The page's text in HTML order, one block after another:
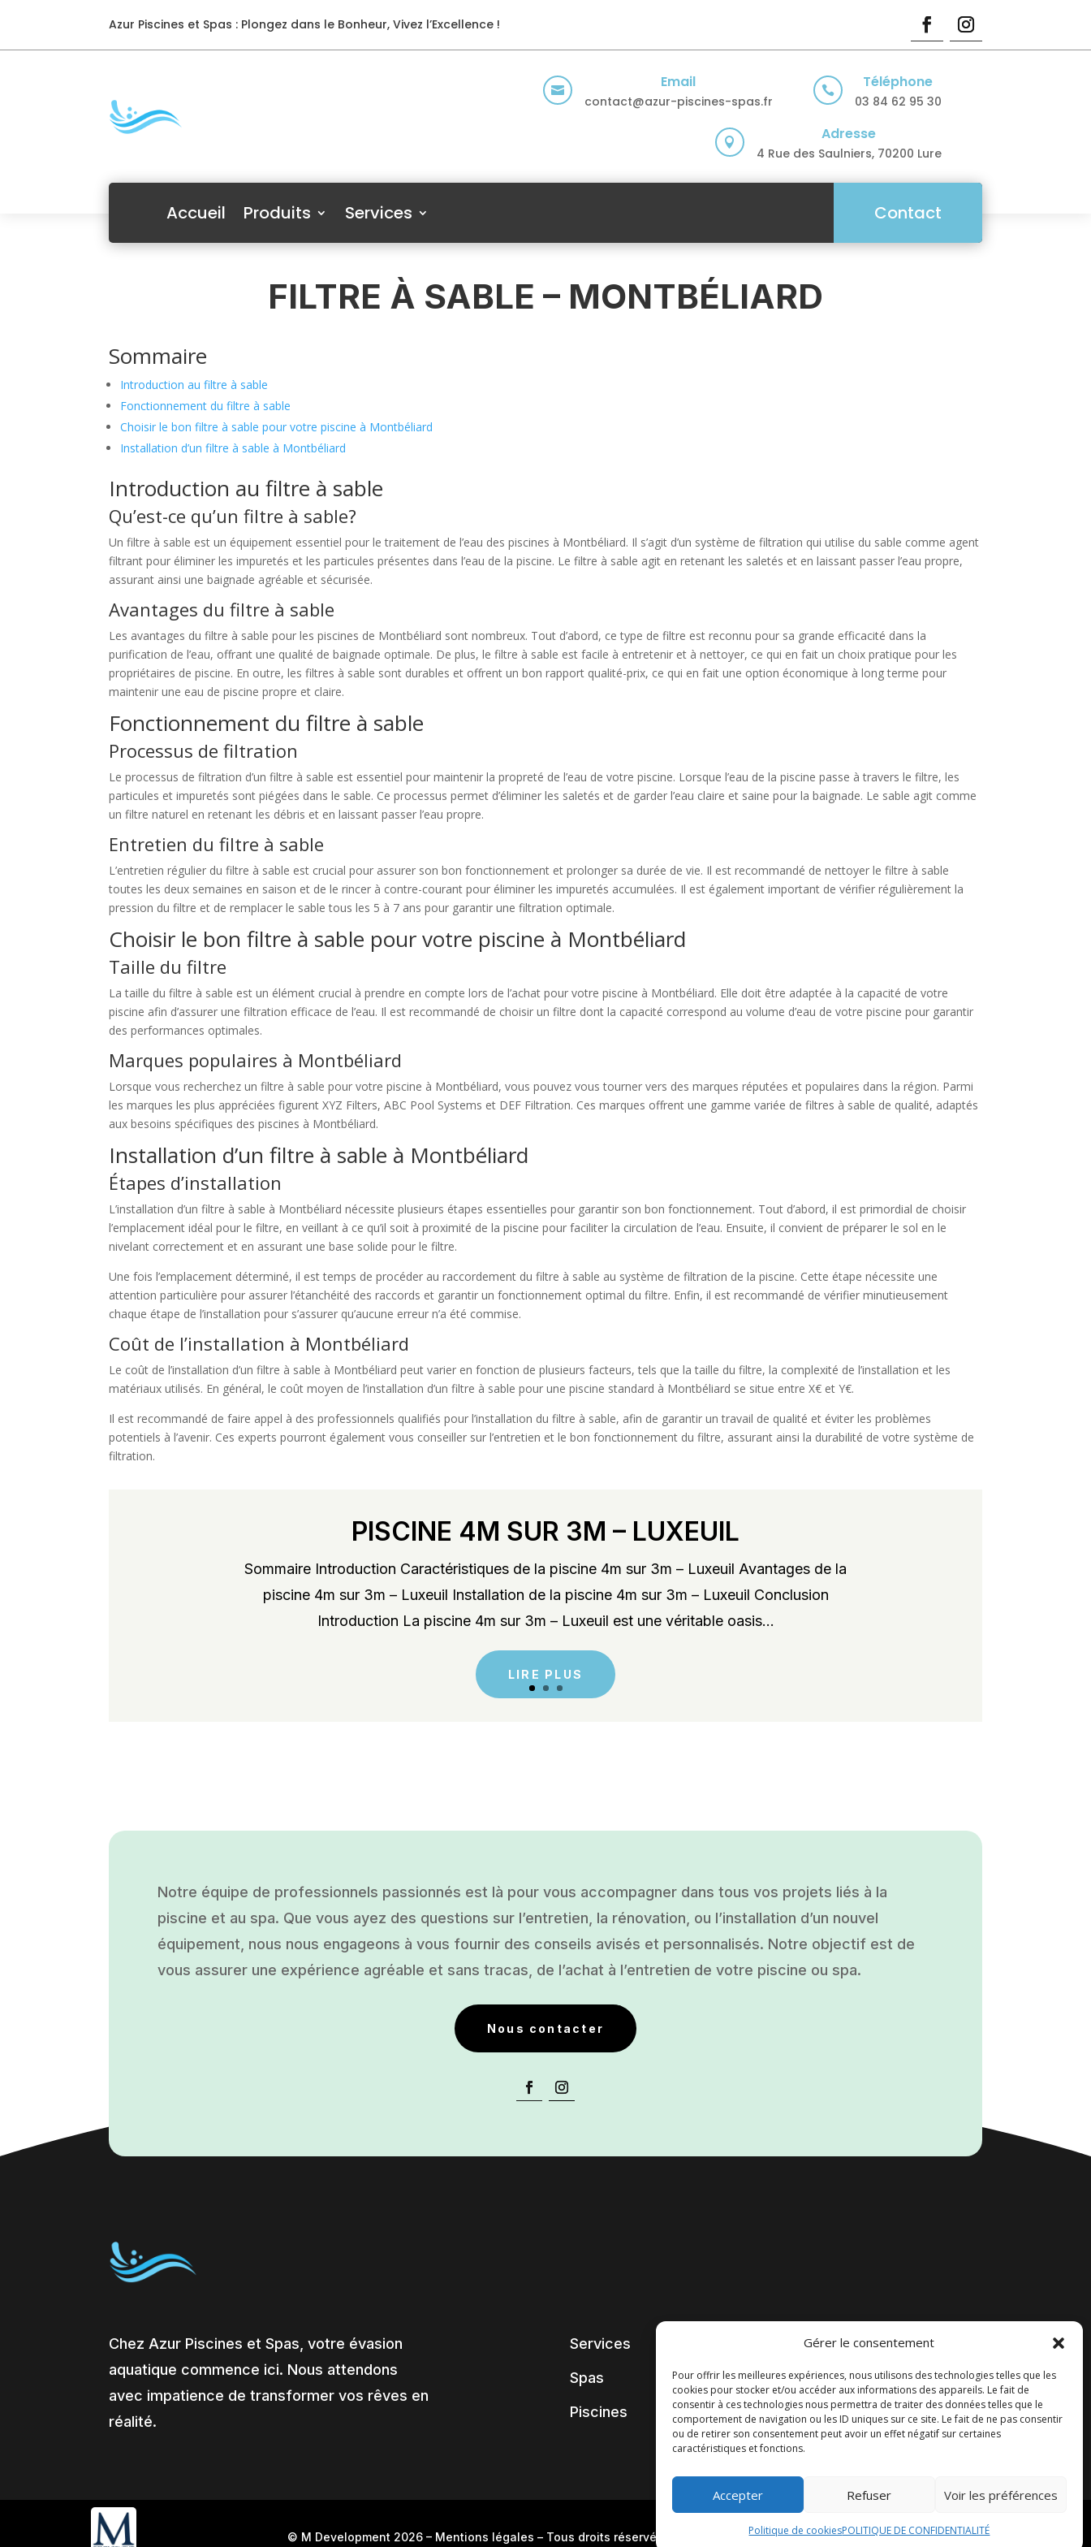
Gérer le consentement
Pour offrir les meilleures expériences, nous utilisons des technologies telles que les
cookies pour stocker et/ou accéder aux informations des appareils. Le fait de
consentir à ces technologies nous permettra de traiter des données telles que le
comportement de navigation ou les ID uniques sur ce site. Le fait de ne pas consentir
ou de retirer son consentement peut avoir un effet négatif sur certaines
caractéristiques et fonctions.
Accepter Refuser Voir les préférences
Politique de cookiesPOLITIQUE DE CONFIDENTIALITÉ
Azur Piscines et Spas : Plongez dans le Bonheur, Vivez l’Excellence !
 Email
contact@azur-piscines-spas.fr
 Téléphone
03 84 62 95 30
 Adresse
4 Rue des Saulniers, 70200 Lure
Accueil Produits Services Contact
FILTRE À SABLE – MONTBÉLIARD
Sommaire
Introduction au filtre à sable
Fonctionnement du filtre à sable
Choisir le bon filtre à sable pour votre piscine à Montbéliard
Installation d’un filtre à sable à Montbéliard
Introduction au filtre à sable
Qu’est-ce qu’un filtre à sable?
Un filtre à sable est un équipement essentiel pour le traitement de l’eau des piscines à Montbéliard. Il s’agit d’un système de filtration qui utilise du sable comme agent
filtrant pour éliminer les impuretés et les particules présentes dans l’eau de la piscine. Le filtre à sable agit en retenant les saletés et en laissant passer l’eau propre,
assurant ainsi une baignade agréable et sécurisée.
Avantages du filtre à sable
Les avantages du filtre à sable pour les piscines de Montbéliard sont nombreux. Tout d’abord, ce type de filtre est reconnu pour sa grande efficacité dans la
purification de l’eau, offrant une qualité de baignade optimale. De plus, le filtre à sable est facile à entretenir et à nettoyer, ce qui en fait un choix pratique pour les
propriétaires de piscine. En outre, les filtres à sable sont durables et offrent un bon rapport qualité-prix, ce qui en fait une option économique à long terme pour
maintenir une eau de piscine propre et claire.
Fonctionnement du filtre à sable
Processus de filtration
Le processus de filtration d’un filtre à sable est essentiel pour maintenir la propreté de l’eau de votre piscine. Lorsque l’eau de la piscine passe à travers le filtre, les
particules et impuretés sont piégées dans le sable. Ce processus permet d’éliminer les saletés et de garder l’eau claire et saine pour la baignade. Le sable agit comme
un filtre naturel en retenant les débris et en laissant passer l’eau propre.
Entretien du filtre à sable
L’entretien régulier du filtre à sable est crucial pour assurer son bon fonctionnement et prolonger sa durée de vie. Il est recommandé de nettoyer le filtre à sable
toutes les deux semaines en saison et de le rincer à contre-courant pour éliminer les impuretés accumulées. Il est également important de vérifier régulièrement la
pression du filtre et de remplacer le sable tous les 5 à 7 ans pour garantir une filtration optimale.
Choisir le bon filtre à sable pour votre piscine à Montbéliard
Taille du filtre
La taille du filtre à sable est un élément crucial à prendre en compte lors de l’achat pour votre piscine à Montbéliard. Elle doit être adaptée à la capacité de votre
piscine afin d’assurer une filtration efficace de l’eau. Il est recommandé de choisir un filtre dont la capacité correspond au volume d’eau de votre piscine pour garantir
des performances optimales.
Marques populaires à Montbéliard
Lorsque vous recherchez un filtre à sable pour votre piscine à Montbéliard, vous pouvez vous tourner vers des marques réputées et populaires dans la région. Parmi
les marques les plus appréciées figurent XYZ Filters, ABC Pool Systems et DEF Filtration. Ces marques offrent une gamme variée de filtres à sable de qualité, adaptés
aux besoins spécifiques des piscines à Montbéliard.
Installation d’un filtre à sable à Montbéliard
Étapes d’installation
L’installation d’un filtre à sable à Montbéliard nécessite plusieurs étapes essentielles pour garantir son bon fonctionnement. Tout d’abord, il est primordial de choisir
l’emplacement idéal pour le filtre, en veillant à ce qu’il soit à proximité de la piscine pour faciliter la circulation de l’eau. Ensuite, il convient de préparer le sol en le
nivelant correctement et en assurant une base solide pour le filtre.
Une fois l’emplacement déterminé, il est temps de procéder au raccordement du filtre à sable au système de filtration de la piscine. Cette étape nécessite une
attention particulière pour assurer l’étanchéité des raccords et garantir un fonctionnement optimal du filtre. Enfin, il est recommandé de vérifier minutieusement
chaque étape de l’installation pour s’assurer qu’aucune erreur n’a été commise.
Coût de l’installation à Montbéliard
Le coût de l’installation d’un filtre à sable à Montbéliard peut varier en fonction de plusieurs facteurs, tels que la taille du filtre, la complexité de l’installation et les
matériaux utilisés. En général, le coût moyen de l’installation d’un filtre à sable pour une piscine standard à Montbéliard se situe entre X€ et Y€.
Il est recommandé de faire appel à des professionnels qualifiés pour l’installation du filtre à sable, afin de garantir un travail de qualité et éviter les problèmes
potentiels à l’avenir. Ces experts pourront également vous conseiller sur l’entretien et le bon fonctionnement du filtre, assurant ainsi la durabilité de votre système de
filtration.
PISCINE 4M SUR 3M – LUXEUIL
Sommaire Introduction Caractéristiques de la piscine 4m sur 3m – Luxeuil Avantages de la
piscine 4m sur 3m – Luxeuil Installation de la piscine 4m sur 3m – Luxeuil Conclusion
Introduction La piscine 4m sur 3m – Luxeuil est une véritable oasis...
LIRE PLUS
Notre équipe de professionnels passionnés est là pour vous accompagner dans tous vos projets liés à la
piscine et au spa. Que vous ayez des questions sur l’entretien, la rénovation, ou l’installation d’un nouvel
équipement, nous nous engageons à vous fournir des conseils avisés et personnalisés. Notre objectif est de
vous assurer une expérience agréable et sans tracas, de l’achat à l’entretien de votre piscine ou spa.
Nous contacter
Chez Azur Piscines et Spas, votre évasion
aquatique commence ici. Nous attendons
avec impatience de transformer vos rêves en
réalité.
Services
Spas
Piscines
Accueil
Contact
Blog
© M Development 2026– Mentions légales – Tous droits réservés –